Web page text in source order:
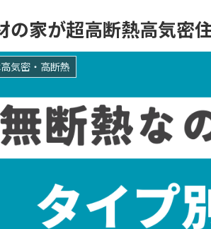
の家が超高断熱高気密
気密・高断熱